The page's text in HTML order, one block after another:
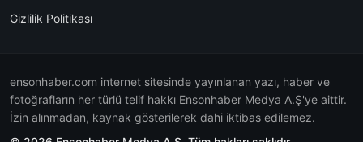
Gizlilik Politikası
ensonhaber.com internet sitesinde yayınlanan yazı, haber ve
fotoğrafların her türlü telif hakkı Ensonhaber Medya A.Ş'ye aittir.
İzin alınmadan, kaynak gösterilerek dahi iktibas edilemez.